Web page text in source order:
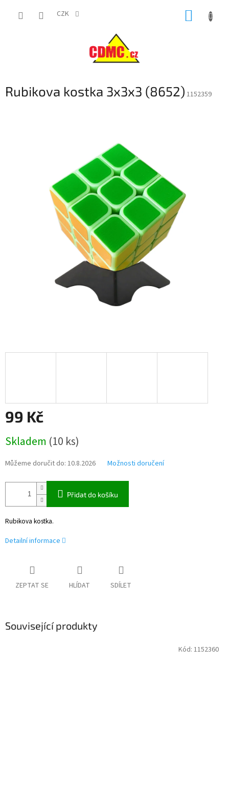
CZK
Rubikova kostka 3x3x3 (8652) 1152359
99 Kč
cena:
Skladem (10 ks)
Můžeme doručit do: 10.8.2026 Možnosti doručení
Přidat do košíku
Rubikova kostka.
Detailní informace
ZEPTAT SE HLÍDAT SDÍLET
Související produkty
Kód: 1152360